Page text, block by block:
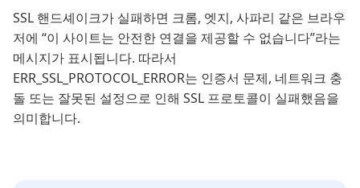
SSL 핸드셰이크가 실패하면 크롬, 엣지, 사파리 같은 브라우
저에 “이 사이트는 안전한 연결을 제공할 수 없습니다”라는
메시지가 표시됩니다. 따라서
ERR_SSL_PROTOCOL_ERROR는 인증서 문제, 네트워크 충
돌 또는 잘못된 설정으로 인해 SSL 프로토콜이 실패했음을
의미합니다.